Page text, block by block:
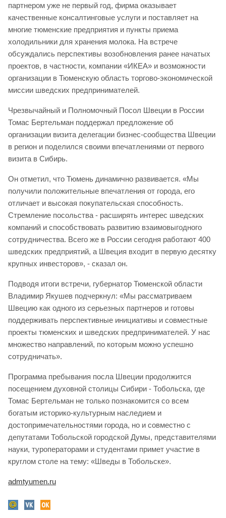
партнером уже не первый год, фирма оказывает
качественные консалтинговые услуги и поставляет на
многие тюменские предприятия и пункты приема
холодильники для хранения молока. На встрече
обсуждались перспективы возобновления ранее начатых
проектов, в частности, компании «ИКЕА» и возможности
организации в Тюменскую область торгово-экономической
миссии шведских предпринимателей.
Чрезвычайный и Полномочный Посол Швеции в России
Томас Бертельман поддержал предложение об
организации визита делегации бизнес-сообщества Швеции
в регион и поделился своими впечатлениями от первого
визита в Сибирь.
Он отметил, что Тюмень динамично развивается. «Мы
получили положительные впечатления от города, его
отличает и высокая покупательская способность.
Стремление посольства - расширять интерес шведских
компаний и способствовать развитию взаимовыгодного
сотрудничества. Всего же в России сегодня работают 400
шведских предприятий, а Швеция входит в первую десятку
крупных инвесторов», - сказал он.
Подводя итоги встречи, губернатор Тюменской области
Владимир Якушев подчеркнул: «Мы рассматриваем
Швецию как одного из серьезных партнеров и готовы
поддерживать перспективные инициативы и совместные
проекты тюменских и шведских предпринимателей. У нас
множество направлений, по которым можно успешно
сотрудничать».
Программа пребывания посла Швеции продолжится
посещением духовной столицы Сибири - Тобольска, где
Томас Бертельман не только познакомится со всем
богатым историко-культурным наследием и
достопримечательностями города, но и совместно с
депутатами Тобольской городской Думы, представителями
науки, туроператорами и студентами примет участие в
круглом столе на тему: «Шведы в Тобольске».
admtyumen.ru